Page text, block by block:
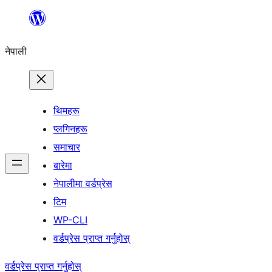
सामग्रीमा
नेपाली
थिमहरू
प्लगिनहरू
समाचार
बारेमा
नेपालीमा वर्डप्रेस
टिम
WP-CLI
वर्डप्रेस प्राप्त गर्नुहोस्
वर्डप्रेस प्राप्त गर्नुहोस्